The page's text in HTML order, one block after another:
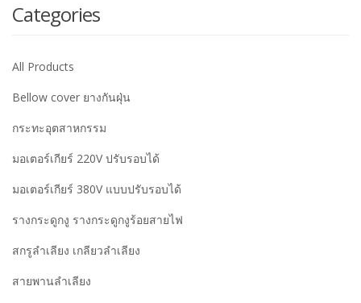
Categories
All Products
Bellow cover ยางกันฝุ่น
กระทะอุตสาหกรรม
มอเตอร์เกียร์ 220V ปรับรอบได้
มอเตอร์เกียร์ 380V แบบปรับรอบได้
รางกระดูกงู รางกระดูกงูร้อยสายไฟ
สกรูลำเลียง เกลียวลำเลียง
สายพานลำเลียง